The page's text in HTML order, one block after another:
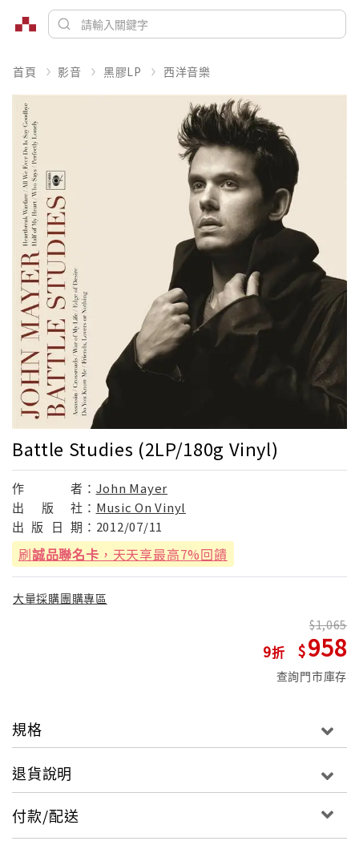
首頁 影音 黑膠LP 西洋音樂
Battle Studies (2LP/180g Vinyl)
作 者： John Mayer
出
版 社： Music On Vinyl
出 版 日 期： 2012/07/11
刷誠品聯名卡 ，天天享最高7%回饋
大量採購團購專區
9
1,065
958
查詢門市庫存
規格
退貨說明
付款/配送